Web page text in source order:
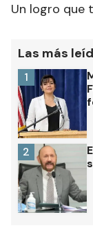
Un logro que
Las más
1
2